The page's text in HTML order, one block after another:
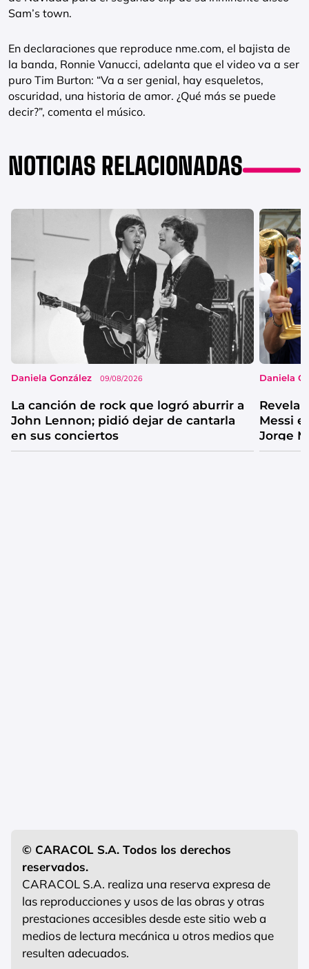
Sam’s town.
En declaraciones que reproduce nme.com, el bajista de
la banda, Ronnie Vanucci, adelanta que el video va a ser
puro Tim Burton: “Va a ser genial, hay esqueletos,
oscuridad, una historia de amor. ¿Qué más se puede
decir?”, comenta el músico.
NOTICIAS RELACIONADAS
Daniela González 09/08/2026
La canción de rock que logró aburrir a
John Lennon; pidió dejar de cantarla
en sus conciertos
Daniela
Messi
Jorge
© CARACOL S.A. Todos los derechos
reservados.
CARACOL S.A. realiza una reserva expresa de
las reproducciones y usos de las obras y otras
prestaciones accesibles desde este sitio web a
medios de lectura mecánica u otros medios que
resulten adecuados.